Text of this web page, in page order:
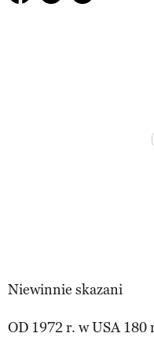
Niewinnie skazani
OD 1972 r. w USA